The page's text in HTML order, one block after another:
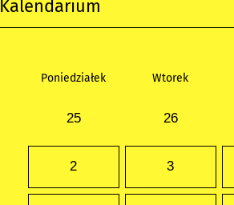
Kalendarium
Poniedziałek Wtorek
25 26
2 3